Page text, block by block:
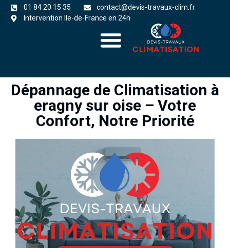
01 84 20 15 35
contact@devis-travaux-clim.fr
Intervention Ile-de-France en 24h
Dépannage de Climatisation à
eragny sur oise – Votre
Confort, Notre Priorité